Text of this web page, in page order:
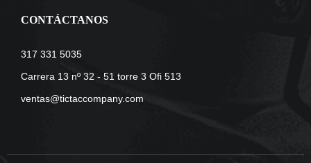
CONTÁCTANOS
317 331 5035
Carrera 13 nº 32 - 51 torre 3 Ofi 513
ventas@tictaccompany.com